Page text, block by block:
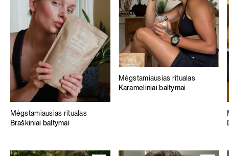
Mėgstamiausias ritualas
Braškiniai baltymai
Mėgstamiausias ritualas
Karameliniai baltymai